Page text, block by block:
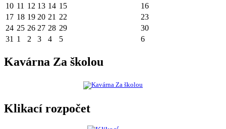
10 11 12 13 14 15
16
17 18 19 20 21 22
23
24 25 26 27 28 29
30
31 1 2 3 4 5 6
Kavárna Za školou
Klikací rozpočet